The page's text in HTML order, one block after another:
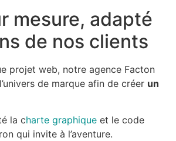
mesure, adapté
de nos clients
projet web, notre agence Facton
de marque afin de créer un
la charte graphique et le code
qui invite à l’aventure.